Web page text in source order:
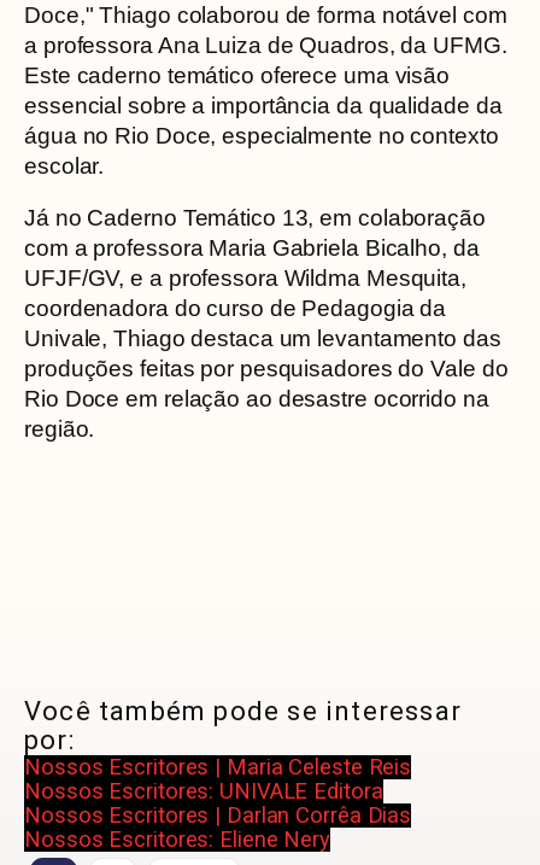
Doce," Thiago colaborou de forma notável com
a professora Ana Luiza de Quadros, da UFMG.
Este caderno temático oferece uma visão
essencial sobre a importância da qualidade da
água no Rio Doce, especialmente no contexto
escolar.
Já no Caderno Temático 13, em colaboração
com a professora Maria Gabriela Bicalho, da
UFJF/GV, e a professora Wildma Mesquita,
coordenadora do curso de Pedagogia da
Univale, Thiago destaca um levantamento das
produções feitas por pesquisadores do Vale do
Rio Doce em relação ao desastre ocorrido na
região.
Você também pode se interessar
por:
Nossos Escritores | Maria Celeste Reis
Nossos Escritores: UNIVALE Editora
Nossos Escritores | Darlan Corrêa Dias
Nossos Escritores: Eliene Nery